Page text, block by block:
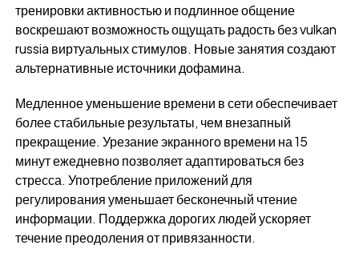
тренировки активностью и подлинное общение
воскрешают возможность ощущать радость без vulkan
russia виртуальных стимулов. Новые занятия создают
альтернативные источники дофамина.
Медленное уменьшение времени в сети обеспечивает
более стабильные результаты, чем внезапный
прекращение. Урезание экранного времени на 15
минут ежедневно позволяет адаптироваться без
стресса. Употребление приложений для
регулирования уменьшает бесконечный чтение
информации. Поддержка дорогих людей ускоряет
течение преодоления от привязанности.